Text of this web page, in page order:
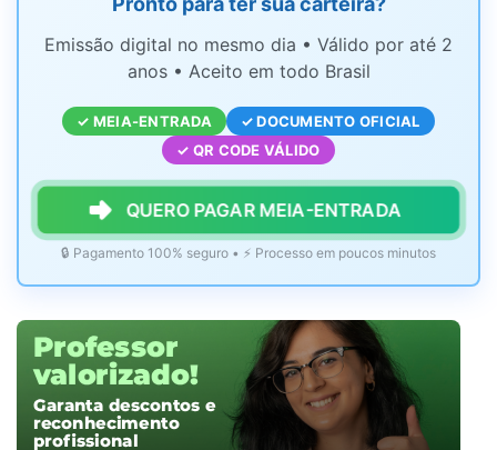
Emissão digital no mesmo dia • Válido por até 2
anos • Aceito em todo Brasil
✓ MEIA-ENTRADA
✓ DOCUMENTO OFICIAL
✓ QR CODE VÁLIDO
QUERO PAGAR MEIA-ENTRADA
🔒 Pagamento 100% seguro • ⚡ Processo em poucos minutos